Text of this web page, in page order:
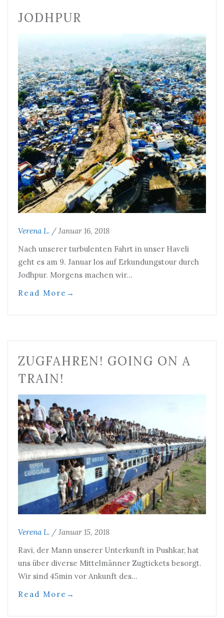
JODHPUR
Verena L. / Januar 16, 2018
Nach unserer turbulenten Fahrt in unser Haveli
geht es am 9. Januar los auf Erkundungstour durch
Jodhpur. Morgens machen wir…
Read More →
ZUGFAHREN! GOING ON A
TRAIN!
Verena L. / Januar 15, 2018
Ravi, der Mann unserer Unterkunft in Pushkar, hat
uns über diverse Mittelmänner Zugtickets besorgt.
Wir sind 45min vor Ankunft des…
Read More →